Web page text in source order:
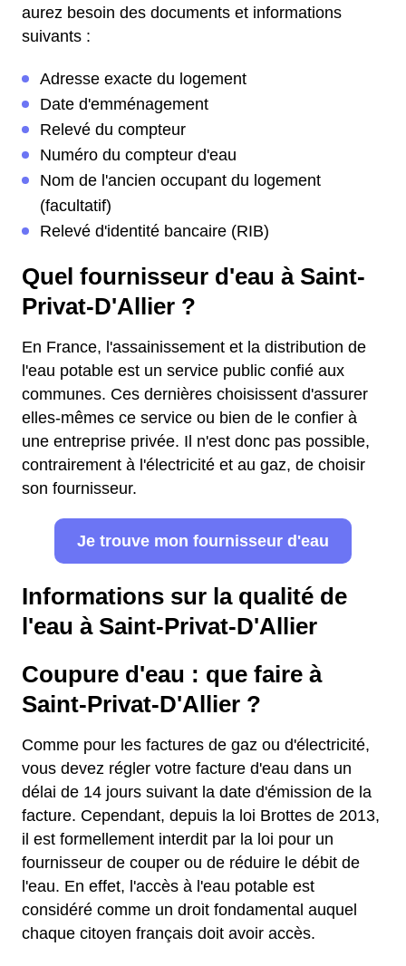
aurez besoin des documents et informations
suivants :
Adresse exacte du logement
Date d'emménagement
Relevé du compteur
Numéro du compteur d'eau
Nom de l'ancien occupant du logement
(facultatif)
Relevé d'identité bancaire (RIB)
Quel fournisseur d'eau à Saint-
Privat-D'Allier ?
En France, l'assainissement et la distribution de
l'eau potable est un service public confié aux
communes. Ces dernières choisissent d'assurer
elles-mêmes ce service ou bien de le confier à
une entreprise privée. Il n'est donc pas possible,
contrairement à l'électricité et au gaz, de choisir
son fournisseur.
Je trouve mon fournisseur d'eau
Informations sur la qualité de
l'eau à Saint-Privat-D'Allier
Coupure d'eau : que faire à
Saint-Privat-D'Allier ?
Comme pour les factures de gaz ou d'électricité,
vous devez régler votre facture d'eau dans un
délai de 14 jours suivant la date d'émission de la
facture. Cependant, depuis la loi Brottes de 2013,
il est formellement interdit par la loi pour un
fournisseur de couper ou de réduire le débit de
l'eau. En effet, l'accès à l'eau potable est
considéré comme un droit fondamental auquel
chaque citoyen français doit avoir accès.